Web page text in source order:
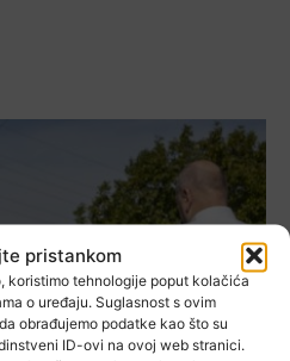
pristankom
koristimo tehnologije poput kolačića
o uređaju. Suglasnost s ovim
obrađujemo podatke kao što su
ID-ovi na ovoj web stranici.